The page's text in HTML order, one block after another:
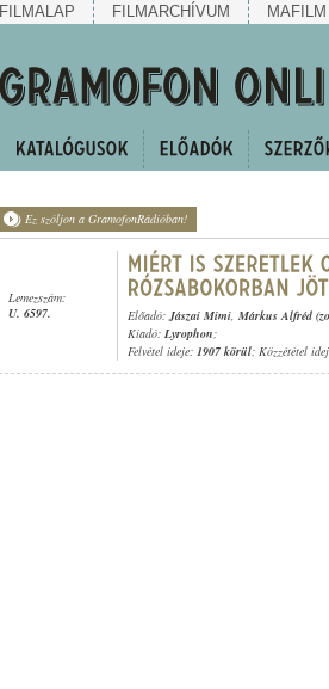
FILMALAP FILMARCHÍVUM MAFILM
Ez szóljon a GramofonRádióban!
Lemezszám:
U. 6597.
Előadó:Jászai Mimi, Márkus Alfréd
Kiadó: Lyrophon;
Felvétel ideje: 1907 körül; Közzététel